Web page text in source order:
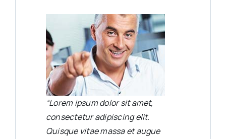
“Lorem ipsum dolor sit amet,
consectetur adipiscing elit.
Quisque vitae massa et augue